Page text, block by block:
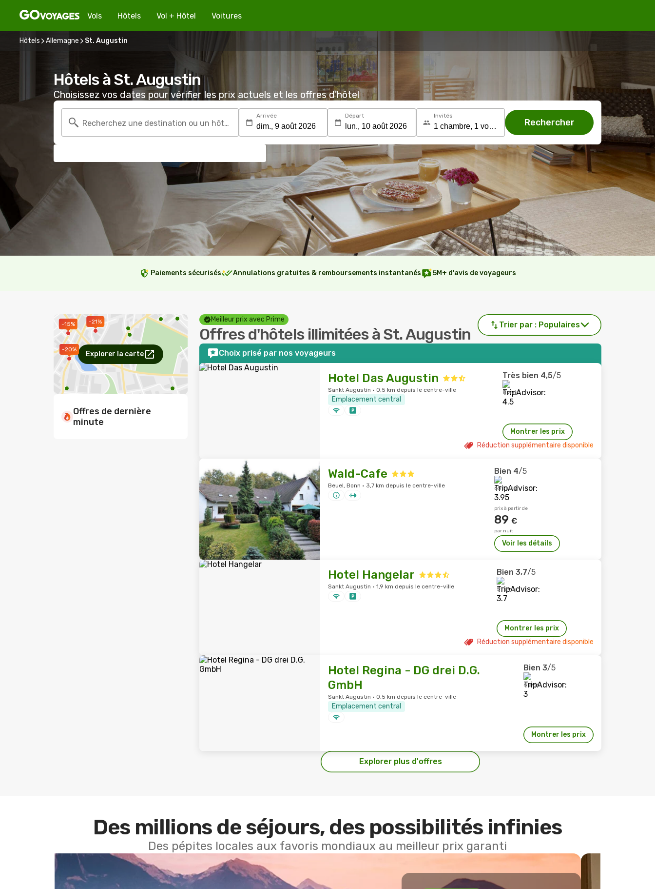
Vols Hôtels Vol + Hôtel Voitures
Hôtels Allemagne St. Augustin
Hôtels à St. Augustin
Choisissez vos dates pour vérifier les prix actuels et les offres d'hôtel
Recherchez une destination ou un hôtel
Arrivée Départ Invités
Rechercher
Paiements sécurisés Annulations gratuites & remboursements instantanés 5M+ d'avis de voyageurs
-21%
-20%
-15%
Explorer la carte
Offres de dernière
minute
Meilleur prix avec Prime
Offres d'hôtels illimitées à St. Augustin
Trier par : Populaires
Choix prisé par nos voyageurs
Hotel Das Augustin
Sankt Augustin · 0,5 km depuis le centre-ville
Emplacement central
Très bien 4,5/5
8 avis
Montrer les prix
Réduction supplémentaire disponible
Wald-Cafe
Beuel, Bonn · 3,7 km depuis le centre-ville
Bien 4/5
651 avis
prix à partir de
89 €
par nuit
Voir les détails
Hotel Hangelar
Sankt Augustin · 1,9 km depuis le centre-ville
Bien 3,7/5
51 avis
Montrer les prix
Réduction supplémentaire disponible
Hotel Regina - DG drei D.G.
GmbH
Sankt Augustin · 0,5 km depuis le centre-ville
Emplacement central
Bien 3/5
6 avis
Montrer les prix
Explorer plus d'offres
Des millions de séjours, des possibilités infinies
Des pépites locales aux favoris mondiaux au meilleur prix garanti